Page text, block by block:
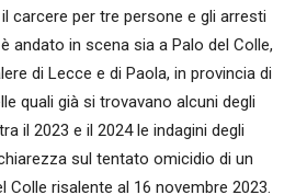
carcere per tre persone e gli arresti
andato in scena sia a Palo del Colle,
di Lecce e di Paola, in provincia di
quali già si trovavano alcuni degli
il 2023 e il 2024 le indagini degli
sul tentato omicidio di un
Colle risalente al 16 novembre 2023.